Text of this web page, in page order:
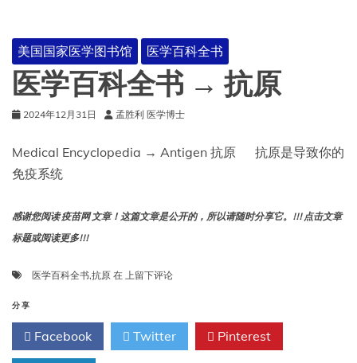
过
程:
概
述
美国国家医学图书馆 医学百科全书
医学百科全书 → 抗原
2024年12月31日 孟胜利 医学博士
Medical Encyclopedia → Antigen 抗原 抗原是导致你的
免疫系统
感谢您阅读 疫苗网 文章！这篇文章是公开的，所以请随时分享它。!!! 点击文章
标题或阅读更多!!!
医学百科全书,抗原 在 医
科
全
书
上留下评论
分享
Facebook Twitter Pinterest